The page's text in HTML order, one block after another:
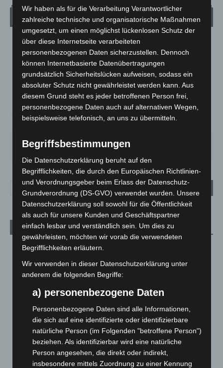
Wetter
LANGENHAGEN
Mäßig Bewölkt
16.8°C 17.7°
16.7°
58% 2.2m/s 34%
FR.
25°
SA.
26°
SO.
31°
Aktuelle Beiträge
Brand im „Haus der Begegnung“ in Neuwarmbüchen schnell
6. August 2026
Region Hannover: 21 neue Notfallsanitäter starten beim
Roten Kreuz
5. August 2026
Mann läuft mit Hockeyschläger über A7 – Polizei sucht
Zeugen
5. August 2026
Wir haben als für die Verarbeitung Verantwortlicher
zahlreiche technische und organisatorische Maßnahmen
umgesetzt, um einen möglichst lückenlosen Schutz der
über diese Internetseite verarbeiteten
personenbezogenen Daten sicherzustellen. Dennoch
können Internetbasierte Datenübertragungen
grundsätzlich Sicherheitslücken aufweisen, sodass ein
absoluter Schutz nicht gewährleistet werden kann. Aus
diesem Grund steht es jeder betroffenen Person frei,
personenbezogene Daten auch auf alternativen Wegen,
beispielsweise telefonisch, an uns zu übermitteln.
Begriffsbestimmungen
Die Datenschutzerklärung beruht auf den
Begrifflichkeiten, die durch den Europäischen Richtlinien-
und Verordnungsgeber beim Erlass der Datenschutz-
Grundverordnung (DS-GVO) verwendet wurden. Unsere
Datenschutzerklärung soll sowohl für die Öffentlichkeit
als auch für unsere Kunden und Geschäftspartner
einfach lesbar und verständlich sein. Um dies zu
gewährleisten, möchten wir vorab die verwendeten
Begrifflichkeiten erläutern.
Wir verwenden in dieser Datenschutzerklärung unter
anderem die folgenden Begriffe:
a) personenbezogene Daten
Personenbezogene Daten sind alle Informationen,
die sich auf eine identifizierte oder identifizierbare
natürliche Person (im Folgenden "betroffene Person")
beziehen. Als identifizierbar wird eine natürliche
Person angesehen, die direkt oder indirekt,
insbesondere mittels Zuordnung zu einer Kennung